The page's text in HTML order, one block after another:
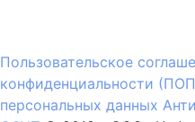
Пользовательское
конфиденциальности
персональных данных